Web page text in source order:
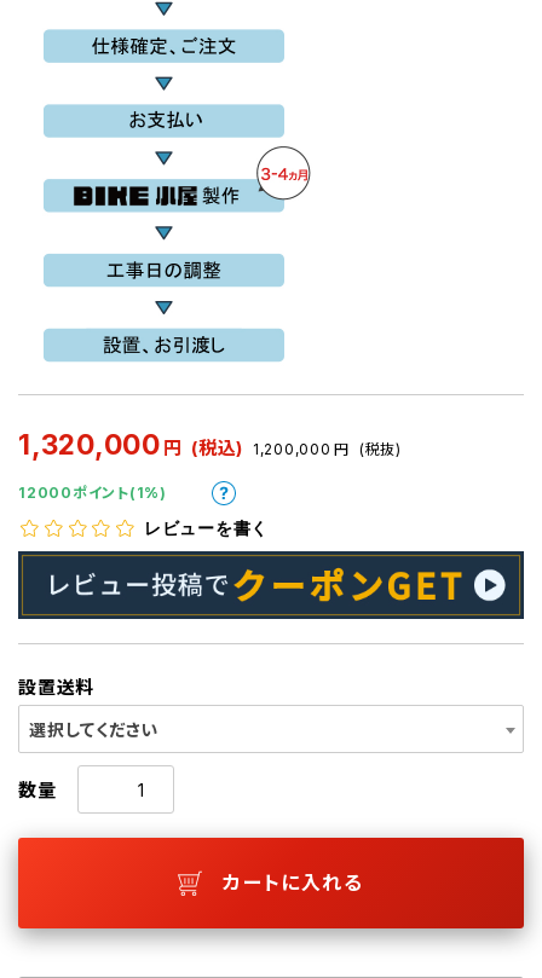
1,320,000 円 (税込) 1,200,000 円 (税抜)
12000ポイント(1%)
レビューを書く
設置送料
選択してください
数量
カートに入れる